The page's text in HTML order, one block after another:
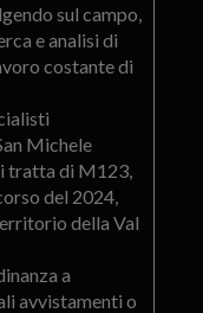
sul campo,
e analisi di
costante di
Michele
tratta di M123,
del 2024,
della Val
a
avvistamenti o